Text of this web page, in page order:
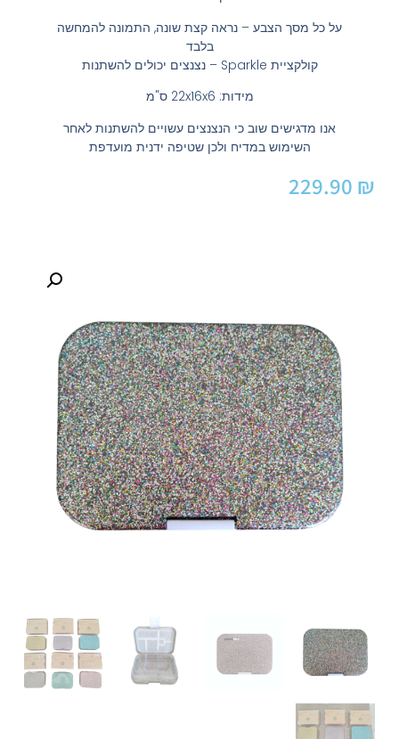
על כל מסך הצבע – נראה קצת שונה, התמונה להמחשה
בלבד
קולקציית Sparkle – נצנצים יכולים להשתנות
מידות: 22x16x6 ס"מ
אנו מדגישים שוב כי הנצנצים עשויים להשתנות לאחר
השימוש במדיח ולכן שטיפה ידנית מועדפת
229.90 ₪